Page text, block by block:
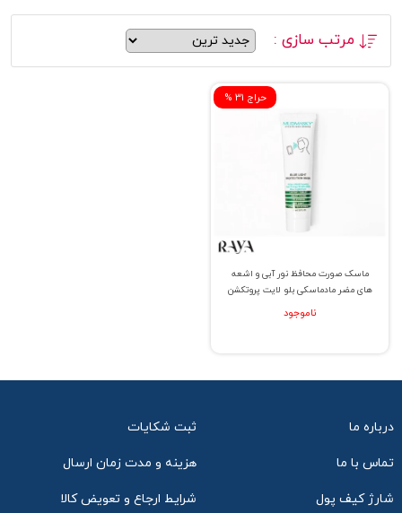
مرتب سازی :
% حراج 31
ماسک صورت محافظ نور آبی و اشعه
های مضر مادماسکی بلو لایت پروتکشن
ناموجود
درباره ما ثبت شکایات
تماس با ما هزینه و مدت زمان ارسال
شارژ کیف پول شرایط ارجاع و تعویض کالا